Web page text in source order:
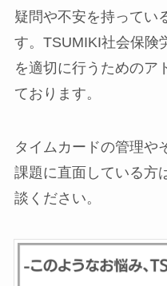
疑問や不安を持ってい
す。TSUMIKI社会保険
を適切に行うためのア
ております。
タイムカードの管理や
課題に直面している方
談ください。